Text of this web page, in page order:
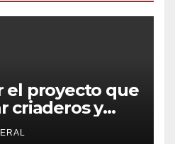
el proyecto que
criaderos y
y gatos: